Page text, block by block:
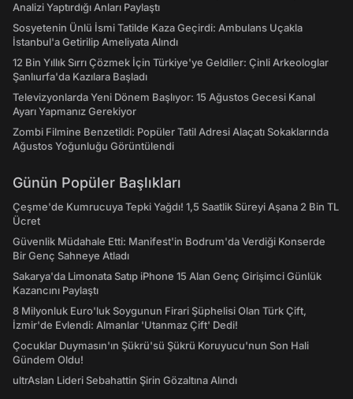
Analizi Yaptırdığı Anları Paylaştı
Sosyetenin Ünlü İsmi Tatilde Kaza Geçirdi: Ambulans Uçakla
İstanbul'a Getirilip Ameliyata Alındı
12 Bin Yıllık Sırrı Çözmek İçin Türkiye'ye Geldiler: Çinli Arkeologlar
Şanlıurfa'da Kazılara Başladı
Televizyonlarda Yeni Dönem Başlıyor: 15 Ağustos Gecesi Kanal
Ayarı Yapmanız Gerekiyor
Zombi Filmine Benzetildi: Popüler Tatil Adresi Alaçatı Sokaklarında
Ağustos Yoğunluğu Görüntülendi
Günün Popüler Başlıkları
Çeşme'de Kumrucuya Tepki Yağdı! 1,5 Saatlik Süreyi Aşana 2 Bin TL
Ücret
Güvenlik Müdahale Etti: Manifest'in Bodrum'da Verdiği Konserde
Bir Genç Sahneye Atladı
Sakarya'da Limonata Satıp iPhone 15 Alan Genç Girişimci Günlük
Kazancını Paylaştı
8 Milyonluk Euro'luk Soygunun Firari Şüphelisi Olan Türk Çift,
İzmir'de Evlendi: Almanlar 'Utanmaz Çift' Dedi!
Çocuklar Duymasın'ın Şükrü'sü Şükrü Koruyucu'nun Son Hali
Gündem Oldu!
ultrAslan Lideri Sebahattin Şirin Gözaltına Alındı